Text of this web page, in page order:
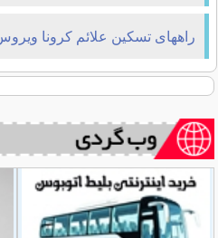
راههای تسکین علائم کرونا